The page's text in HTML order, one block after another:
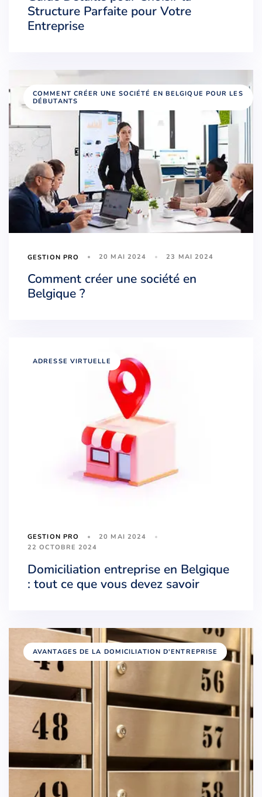
Structure Parfaite pour Votre
Entreprise
COMMENT CRÉER UNE SOCIÉTÉ EN BELGIQUE POUR LES
DÉBUTANTS
GESTION PRO 20 MAI 2024 23 MAI 2024
Comment créer une société en
Belgique ?
ADRESSE VIRTUELLE
GESTION PRO
20 MAI 2024
22 OCTOBRE 2024
Domiciliation entreprise en Belgique
: tout ce que vous devez savoir
AVANTAGES DE LA DOMICILIATION D'ENTREPRISE